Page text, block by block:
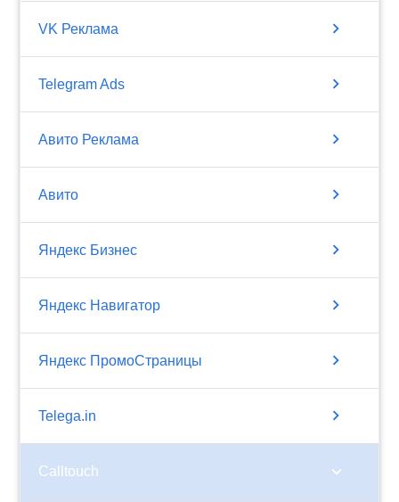
VK Реклама chevron_right
Telegram Ads chevron_right
Авито Реклама chevron_right
Авито chevron_right
Яндекс Бизнес chevron_right
Яндекс Навигатор chevron_right
Яндекс ПромоСтраницы chevron_right
Telega.in chevron_right
Calltouch chevron_right